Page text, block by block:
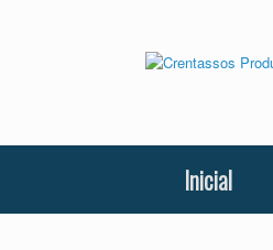
Inicial